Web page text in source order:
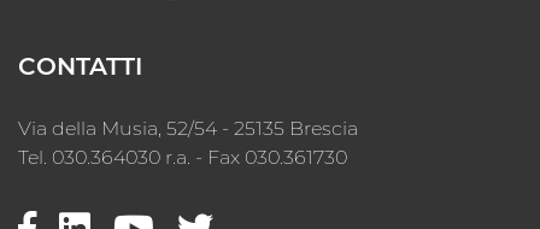
CONTATTI
Via della Musia, 52/54 - 25135 Brescia
Tel. 030.364030 r.a. - Fax 030.361730